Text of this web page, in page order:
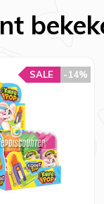
-14%
SALE